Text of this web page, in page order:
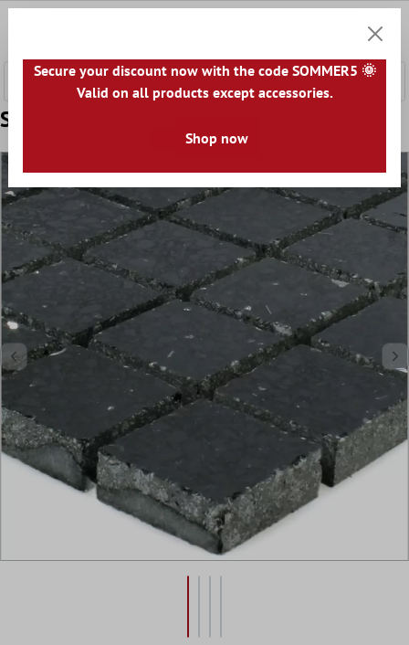
Sample Mozaïektegel Quarz Resin Zwart
Secure your discount now with the code SOMMER5 🌞
Valid on all products except accessories.
Shop now